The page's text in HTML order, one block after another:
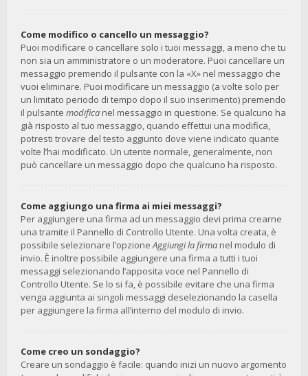
Come modifico o cancello un messaggio?
Puoi modificare o cancellare solo i tuoi messaggi, a meno che tu
non sia un amministratore o un moderatore. Puoi cancellare un
messaggio premendo il pulsante con la «X» nel messaggio che
vuoi eliminare. Puoi modificare un messaggio (a volte solo per
un limitato periodo di tempo dopo il suo inserimento) premendo
il pulsante modifica nel messaggio in questione. Se qualcuno ha
già risposto al tuo messaggio, quando effettui una modifica,
potresti trovare del testo aggiunto dove viene indicato quante
volte l’hai modificato. Un utente normale, generalmente, non
può cancellare un messaggio dopo che qualcuno ha risposto.
Come aggiungo una firma ai miei messaggi?
Per aggiungere una firma ad un messaggio devi prima crearne
una tramite il Pannello di Controllo Utente. Una volta creata, è
possibile selezionare l’opzioneAggiungi la firma nel modulo di
invio. È inoltre possibile aggiungere una firma a tutti i tuoi
messaggi selezionando l’apposita voce nel Pannello di
Controllo Utente. Se lo si fa, è possibile evitare che una firma
venga aggiunta ai singoli messaggi deselezionando la casella
per aggiungere la firma all’interno del modulo di invio.
Come creo un sondaggio?
Creare un sondaggio è facile: quando inizi un nuovo argomento